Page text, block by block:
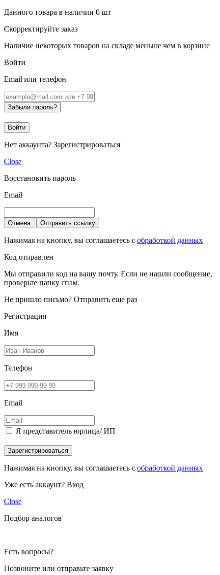
Данного товара в наличии 0 шт
Скорректируйте заказ
Наличие некоторых товаров на складе меньше чем в корзине
Войти
Email или телефон
Забыли пароль?
Войти
Нет аккаунта? Зарегистрироваться
Close
Восстановить пароль
Email
Отмена Отправить ссылку
Нажимая на кнопку, вы соглашаетесь с обработкой данных
Код отправлен
Мы отправили код на вашу почту. Если не нашли сообщение,
проверьте папку спам.
Не пришло письмо? Отправить еще раз
Регистрация
Имя
Телефон
Email
Я представитель юрлица/ ИП
Зарегистрироваться
Нажимая на кнопку, вы соглашаетесь с обработкой данных
Уже есть аккаунт? Вход
Close
Подбор аналогов
Есть вопросы?
Позвоните или отправьте заявку